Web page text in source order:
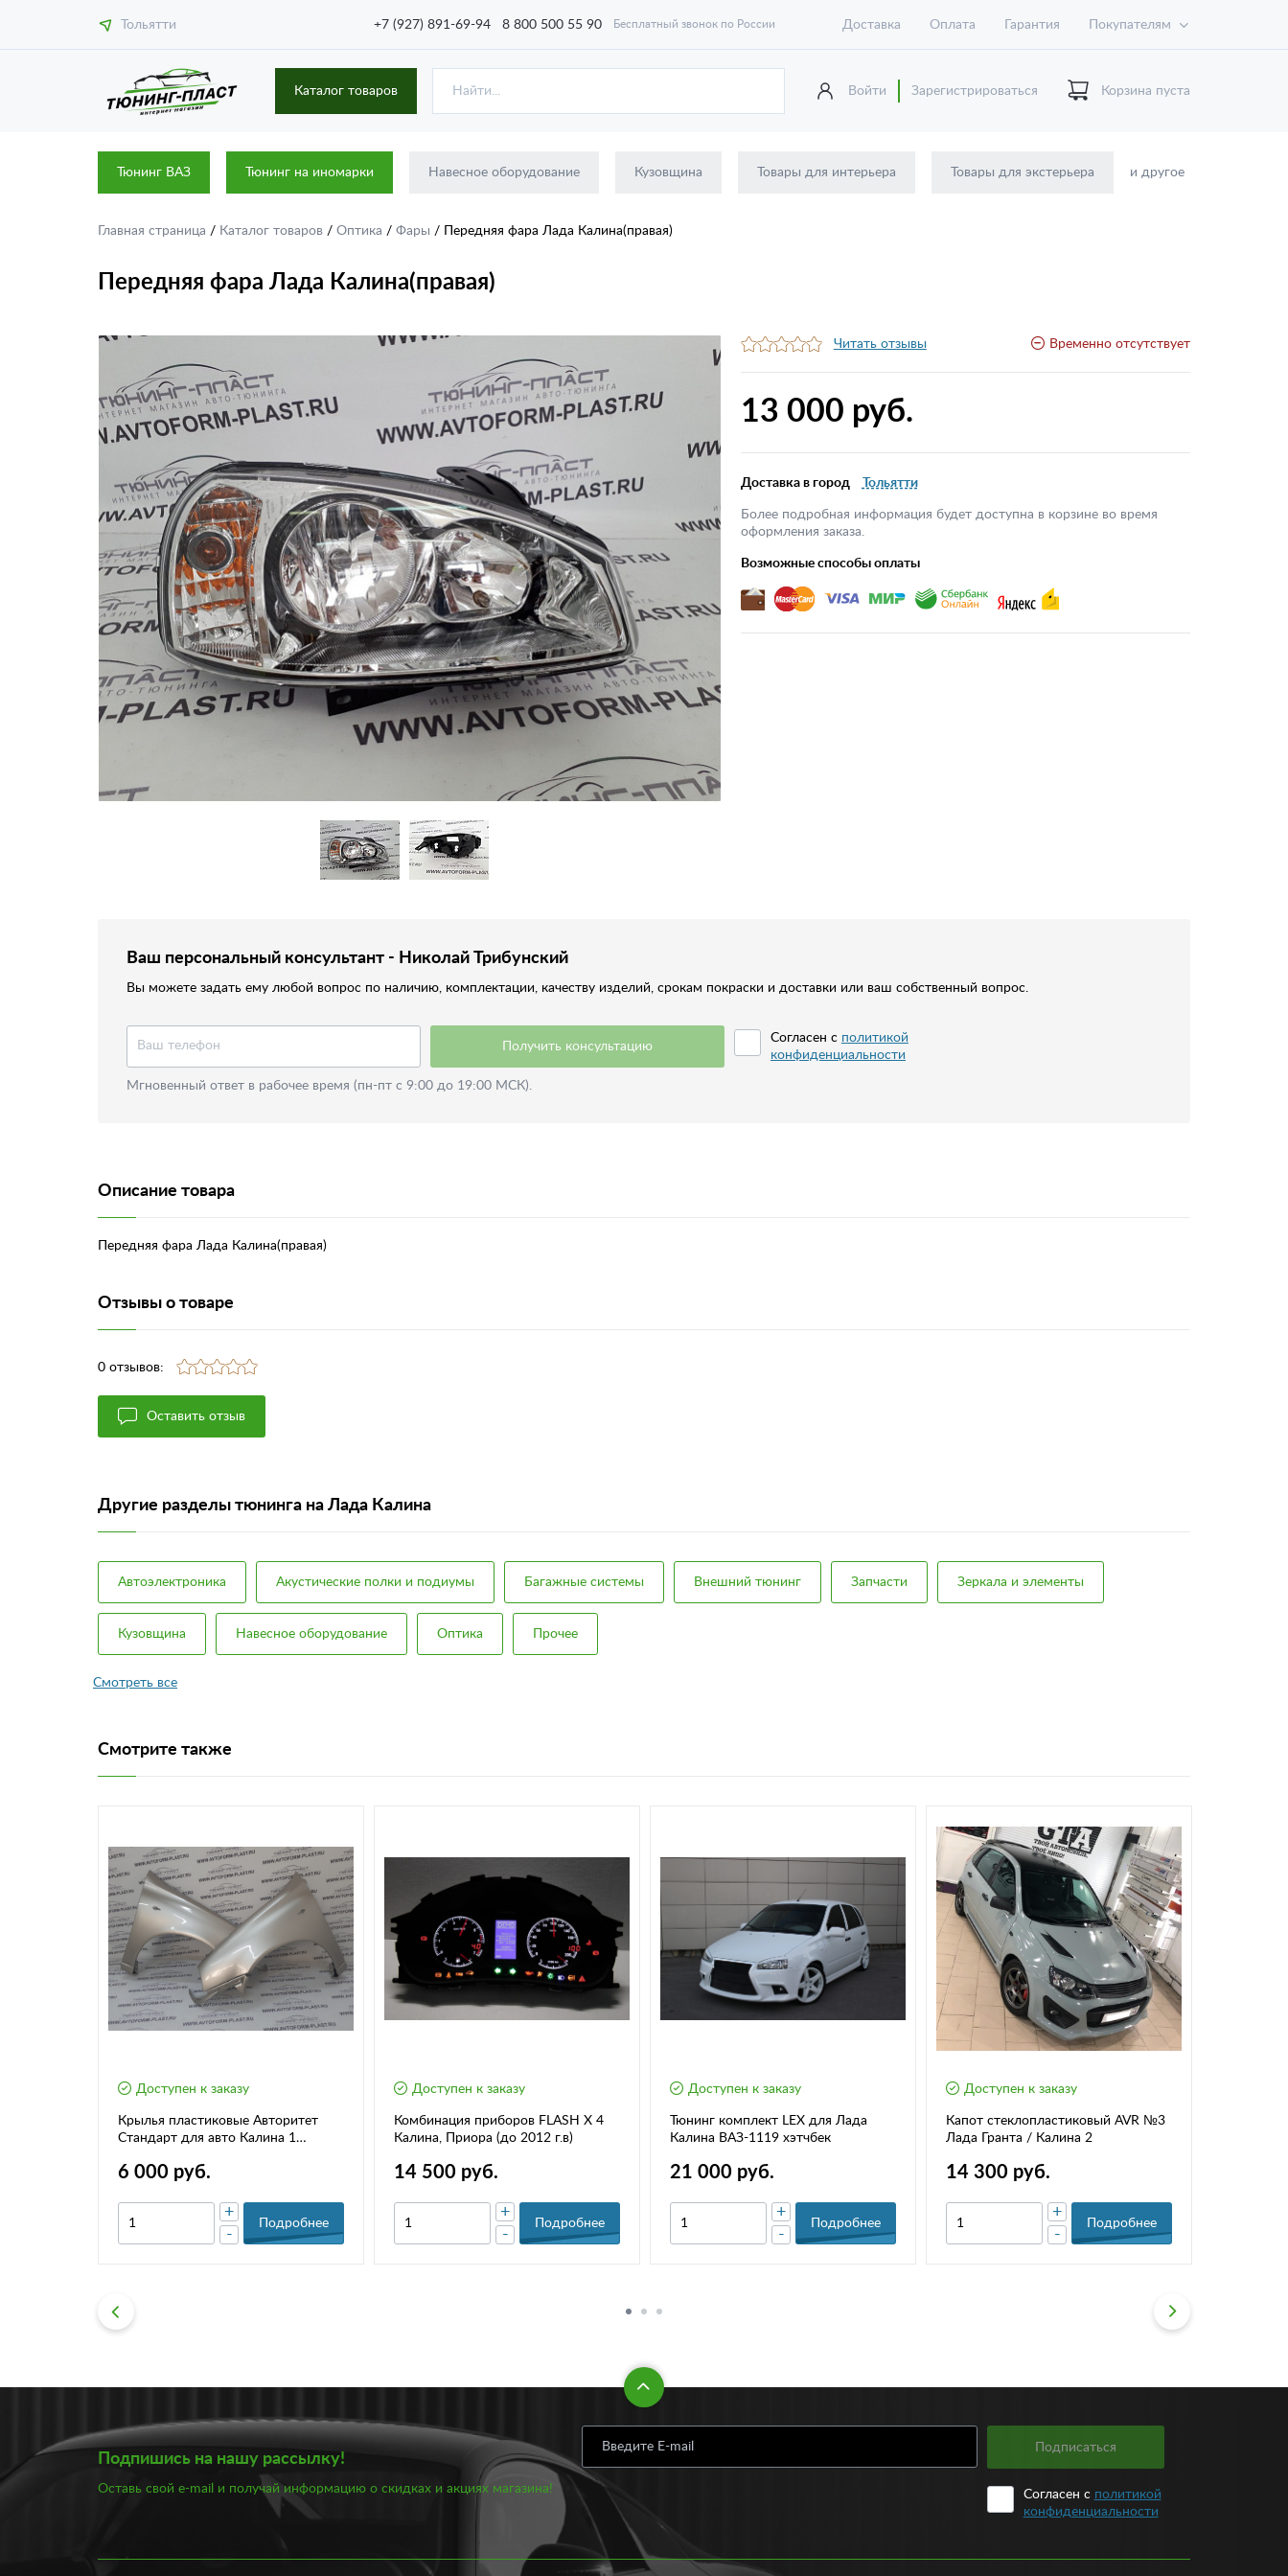
Тольятти +7 (927) 891-69-94 8 800 500 55 90 Бесплатный звонок по России Доставка Оплата Гарантия Покупателям
Каталог товаров Войти Зарегистрироваться Корзина пуста
Тюнинг ВАЗ Тюнинг на иномарки Навесное оборудование Кузовщина Товары для интерьера Товары для экстерьера и другое
Главная страница / Каталог товаров / Оптика / Фары / Передняя фара Лада Калина(правая)
Передняя фара Лада Калина(правая)
Читать отзывы Временно отсутствует
13 000 руб.
Доставка в город Тольятти
Более подробная информация будет доступна в корзине во время
оформления заказа.
Возможные способы оплаты
Ваш персональный консультант - Николай Трибунский
Вы можете задать ему любой вопрос по наличию, комплектации, качеству изделий, срокам покраски и доставки или ваш собственный вопрос.
Получить консультацию
Согласен с политикой
конфиденциальности
Мгновенный ответ в рабочее время (пн-пт с 9:00 до 19:00 МСК).
Описание товара
Передняя фара Лада Калина(правая)
Отзывы о товаре
0 отзывов:
Оставить отзыв
Другие разделы тюнинга на Лада Калина
Автоэлектроника Акустические полки и подиумы Багажные системы Внешний тюнинг Запчасти Зеркала и элементы
Кузовщина Навесное оборудование Оптика Прочее
Смотрите также
Доступен к заказу
Крылья пластиковые Авторитет
Стандарт для авто Калина 1
6 000 руб.
-
+
Подробнее
Доступен к заказу
Комбинация приборов FLASH X 4
Калина, Приора (до 2012 г.в)
14 500 руб.
-
+
Подробнее
Доступен к заказу
Тюнинг комплект LEX для Лада
Калина ВАЗ-1119 хэтчбек
21 000 руб.
-
+
Подробнее
Доступен к заказу
Капот стеклопластиковый AVR №3
Лада Гранта / Калина 2
14 300 руб.
-
+
Подробнее
Подпишись на нашу рассылку!
Оставь свой e-mail и получай информацию о скидках и акциях магазина!
Подписаться
Согласен с политикой
конфиденциальности